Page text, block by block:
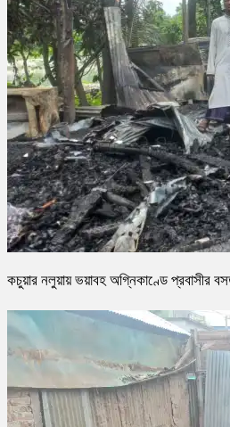
কচুয়ার নলুয়ায় ভয়াবহ অগ্নিকাণ্ডে প্রবাসীর